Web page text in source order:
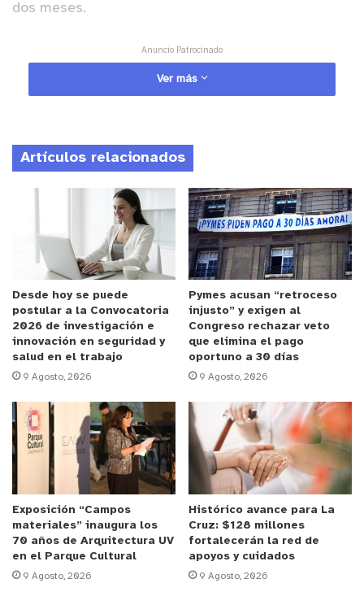
dos meses.
Anuncio Patrocinado
Afortunadamente durante la madrugada de este
viernes dos sujetos fueron finalmente detenidos
Quillota ingresando al Roberto Matta.
Durante la jornada del viernes pasarán a control
de detención en el Tribunal de Garantía de la
y tú, ¿qué opinas?
Ver más
Artículos relacionados
Desde hoy se puede
postular a la Convocatoria
2026 de investigación e
innovación en seguridad y
salud en el trabajo
9 Agosto, 2026
Pymes acusan “retroceso
injusto” y exigen al
Congreso rechazar veto
que elimina el pago
oportuno a 30 días
9 Agosto, 2026
Exposición “Campos
materiales” inaugura los
70 años de Arquitectura UV
en el Parque Cultural
9 Agosto, 2026
Histórico avance para La
Cruz: $128 millones
fortalecerán la red de
apoyos y cuidados
9 Agosto, 2026